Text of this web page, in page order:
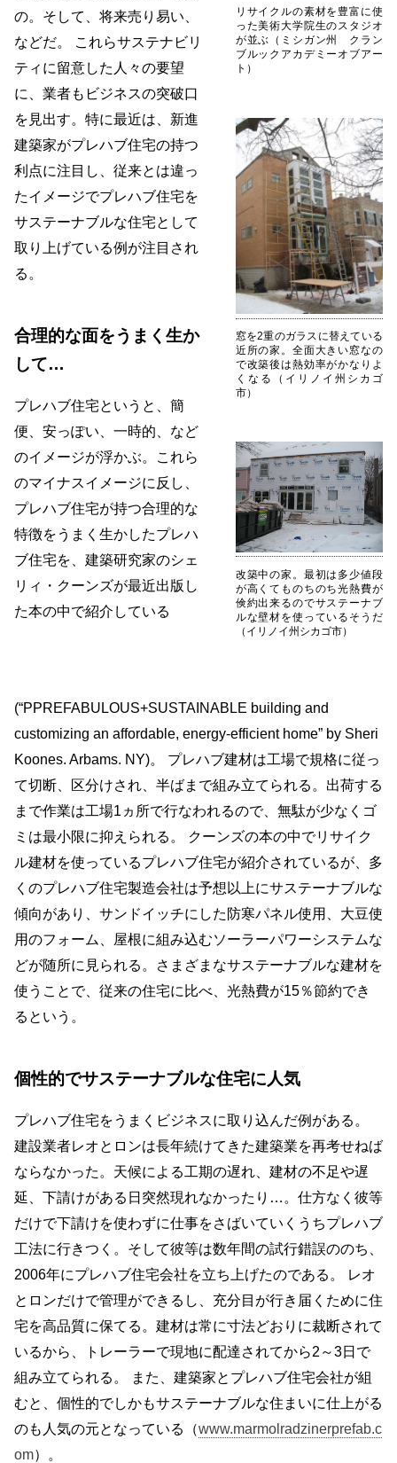
リサイクルの素材を豊富に使
った美術大学院生のスタジオ
が並ぶ（ミシガン州 クラン
ブルックアカデミーオブアー
ト）
窓を2重のガラスに替えている
近所の家。全面大きい窓なの
で改築後は熱効率がかなりよ
くなる（イリノイ州シカゴ
市）
改築中の家。最初は多少値段
が高くてものちのち光熱費が
倹約出来るのでサステーナブ
ルな壁材を使っているそうだ
（イリノイ州シカゴ市）
の。そして、将来売り易い、
などだ。 これらサステナビリ
ティに留意した人々の要望
に、業者もビジネスの突破口
を見出す。特に最近は、新進
建築家がプレハブ住宅の持つ
利点に注目し、従来とは違っ
たイメージでプレハブ住宅を
サステーナブルな住宅として
取り上げている例が注目され
る。
合理的な面をうまく生か
して…
プレハブ住宅というと、簡
便、安っぽい、一時的、など
のイメージが浮かぶ。これら
のマイナスイメージに反し、
プレハブ住宅が持つ合理的な
特徴をうまく生かしたプレハ
ブ住宅を、建築研究家のシェ
リィ・クーンズが最近出版し
た本の中で紹介している
(“PPREFABULOUS+SUSTAINABLE building and
customizing an affordable, energy-efficient home” by Sheri
Koones. Arbams. NY)。 プレハブ建材は工場で規格に従っ
て切断、区分けされ、半ばまで組み立てられる。出荷する
まで作業は工場1ヵ所で行なわれるので、無駄が少なくゴ
ミは最小限に抑えられる。 クーンズの本の中でリサイク
ル建材を使っているプレハブ住宅が紹介されているが、多
くのプレハブ住宅製造会社は予想以上にサステーナブルな
傾向があり、サンドイッチにした防寒パネル使用、大豆使
用のフォーム、屋根に組み込むソーラーパワーシステムな
どが随所に見られる。さまざまなサステーナブルな建材を
使うことで、従来の住宅に比べ、光熱費が15％節約でき
るという。
個性的でサステーナブルな住宅に人気
プレハブ住宅をうまくビジネスに取り込んだ例がある。
建設業者レオとロンは長年続けてきた建築業を再考せねば
ならなかった。天候による工期の遅れ、建材の不足や遅
延、下請けがある日突然現れなかったり…。仕方なく彼等
だけで下請けを使わずに仕事をさばいていくうちプレハブ
工法に行きつく。そして彼等は数年間の試行錯誤ののち、
2006年にプレハブ住宅会社を立ち上げたのである。 レオ
とロンだけで管理ができるし、充分目が行き届くために住
宅を高品質に保てる。建材は常に寸法どおりに裁断されて
いるから、トレーラーで現地に配達されてから2～3日で
組み立てられる。 また、建築家とプレハブ住宅会社が組
むと、個性的でしかもサステーナブルな住まいに仕上がる
のも人気の元となっている（www.marmolradzinerprefab.c
om）。